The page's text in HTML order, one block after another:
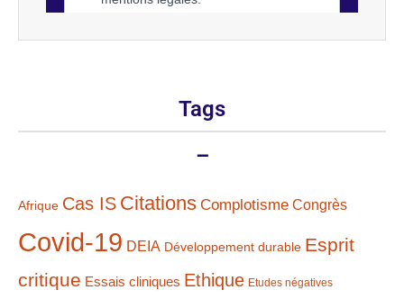
Tags
–
Afrique Cas IS Citations Complotisme Congrès
Covid-19 DEIA Développement durable Esprit
critique Essais cliniques Ethique Etudes négatives